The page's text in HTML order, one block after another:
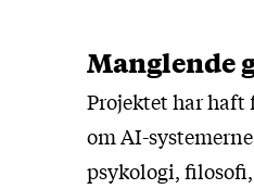
Manglende
Projektet har haft
om AI-
psykologi,